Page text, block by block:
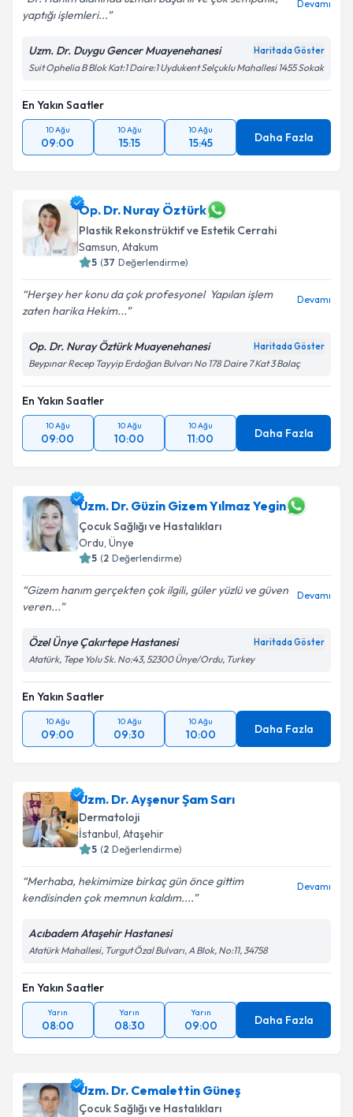
yaptığı işlemleri...
Devamı
Uzm. Dr. Duygu Gencer Muayenehanesi Haritada Göster
Suit Ophelia B Blok Kat:1 Daire:1 Uydukent Selçuklu Mahallesi 1455 Sokak
En Yakın Saatler
10 Ağu
09:00
10 Ağu
15:15
10 Ağu
15:45 Daha Fazla
Op. Dr. Nuray Öztürk
Plastik Rekonstrüktif ve Estetik Cerrahi
Samsun, Atakum
5 (37 Değerlendirme)
Herşey her konu da çok profesyonel ️ Yapılan işlem
zaten harika Hekim...
Devamı
Op. Dr. Nuray Öztürk Muayenehanesi Haritada Göster
Beypınar Recep Tayyip Erdoğan Bulvarı No 178 Daire 7 Kat 3 Balaç
En Yakın Saatler
10 Ağu
09:00
10 Ağu
10:00
10 Ağu
11:00 Daha Fazla
Uzm. Dr. Güzin Gizem Yılmaz Yegin
Çocuk Sağlığı ve Hastalıkları
Ordu, Ünye
5 (2 Değerlendirme)
Gizem hanım gerçekten çok ilgili, güler yüzlü ve güven
veren...
Devamı
Özel Ünye Çakırtepe Hastanesi Haritada Göster
Atatürk, Tepe Yolu Sk. No:43, 52300 Ünye/Ordu, Turkey
En Yakın Saatler
10 Ağu
09:00
10 Ağu
09:30
10 Ağu
10:00 Daha Fazla
Uzm. Dr. Ayşenur Şam Sarı
Dermatoloji
İstanbul, Ataşehir
5 (2 Değerlendirme)
Merhaba, hekimimize birkaç gün önce gittim
kendisinden çok memnun kaldım....
Devamı
Acıbadem Ataşehir Hastanesi
Atatürk Mahallesi, Turgut Özal Bulvarı, A Blok, No:11, 34758
En Yakın Saatler
Yarın
08:00
Yarın
08:30
Yarın
09:00 Daha Fazla
Uzm. Dr. Cemalettin Güneş
Çocuk Sağlığı ve Hastalıkları